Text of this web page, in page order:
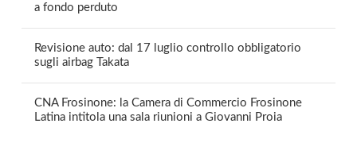
a fondo perduto
Revisione auto: dal 17 luglio controllo obbligatorio
sugli airbag Takata
CNA Frosinone: la Camera di Commercio Frosinone
Latina intitola una sala riunioni a Giovanni Proia